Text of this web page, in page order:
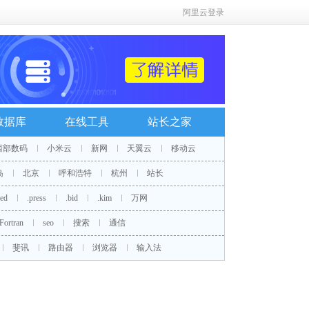
阿里云登录
据库 在线工具 站长之家
部数码 小米云 新网 天翼云 移动云
北京 呼和浩特 杭州 站长
.press .bid .kim 万网
Fortran seo 搜索 通信
斐讯 路由器 浏览器 输入法